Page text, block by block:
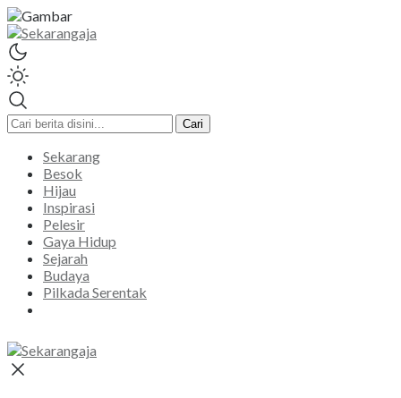
Sekarangaja
Informasi Inspirasi Malang Raya
Cari
Sekarang
Besok
Hijau
Inspirasi
Pelesir
Gaya Hidup
Sejarah
Budaya
Pilkada Serentak